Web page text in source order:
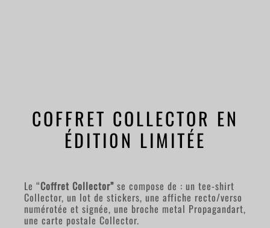
COFFRET COLLECTOR EN
ÉDITI0N LIMITÉE
Le “Coffret Collector” se compose de : un tee-shirt
Collector, un lot de stickers, une affiche recto/verso
numérotée et signée, une broche metal Propagandart,
une carte postale Collector.